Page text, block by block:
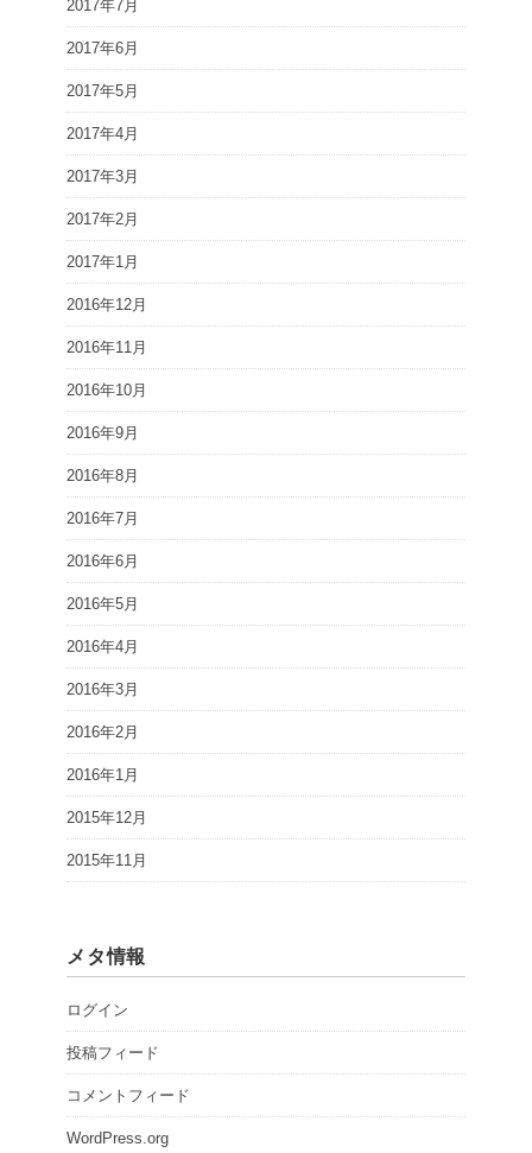
2017年7月
2017年6月
2017年5月
2017年4月
2017年3月
2017年2月
2017年1月
2016年12月
2016年11月
2016年10月
2016年9月
2016年8月
2016年7月
2016年6月
2016年5月
2016年4月
2016年3月
2016年2月
2016年1月
2015年12月
2015年11月
メタ情報
ログイン
投稿フィード
コメントフィード
WordPress.org